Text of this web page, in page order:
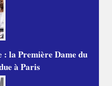
: la Première Dame du
à Paris